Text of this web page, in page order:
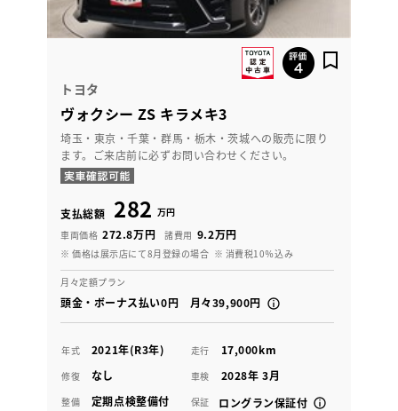
トヨタ
ヴォクシー ZS キラメキ3
埼玉・東京・千葉・群馬・栃木・茨城への販売に限り
ます。ご来店前に必ずお問い合わせください。
支払総額 282 万円
車両価格 272.8万円 諸費用 9.2万円
※ 価格は展示店にて8月登録の場合 ※ 消費税10％込み
月々定額プラン
頭金・ボーナス払い0円 月々39,900円
年式 2021年(R3年) 走行 17,000km
修復 なし 車検 2028年 3月
整備 定期点検整備付 保証 ロングラン保証付